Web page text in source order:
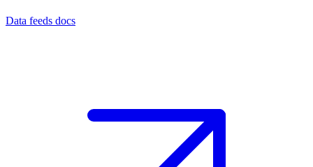
Data feeds docs